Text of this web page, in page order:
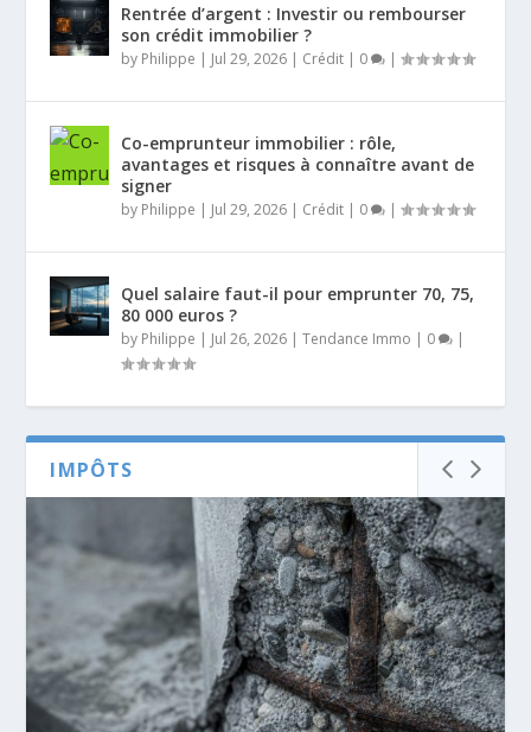
Rentrée d’argent : Investir ou rembourser
son crédit immobilier ?
by Philippe | Jul 29, 2026 | Crédit | 0 |
Co-emprunteur immobilier : rôle,
avantages et risques à connaître avant de
signer
by Philippe | Jul 29, 2026 | Crédit | 0 |
Quel salaire faut-il pour emprunter 70, 75,
80 000 euros ?
by Philippe | Jul 26, 2026 |Tendance Immo | 0 |
IMPÔTS